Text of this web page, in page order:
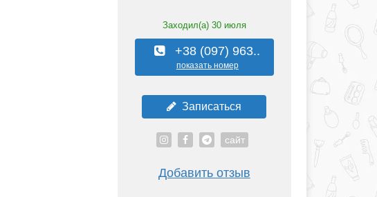
Заходил(а) 30 июля
+38 (097) 963..
показать номер
Записаться
сайт
Добавить отзыв